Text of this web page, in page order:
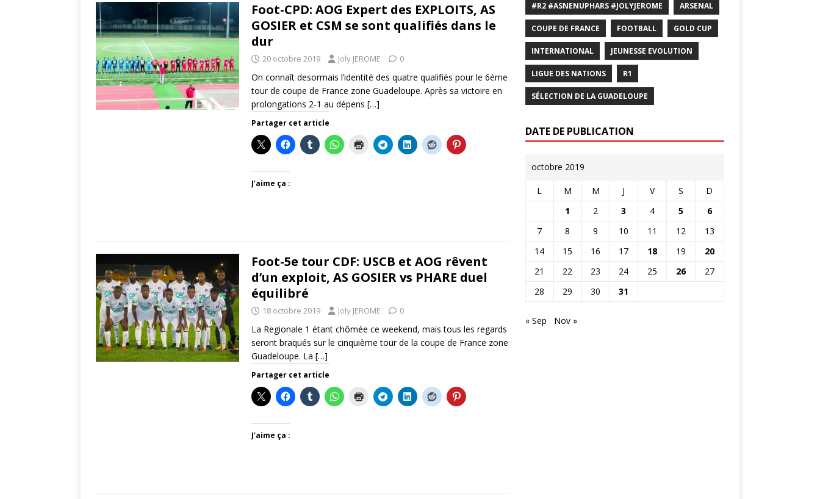
Foot-CPD: AOG Expert des EXPLOITS, AS
GOSIER et CSM se sont qualifiés dans le
dur
20 octobre 2019 Joly JEROME 0
On connaît desormais l’identité des quatre qualifiés pour le 6éme
tour de coupe de France zone Guadeloupe. Après sa victoire en
prolongations 2-1 au dépens […]
Partager cet article
J’aime ça :
Foot-5e tour CDF: USCB et AOG rêvent
d’un exploit, AS GOSIER vs PHARE duel
équilibré
18 octobre 2019 Joly JEROME 0
La Regionale 1 étant chômée ce weekend, mais tous les regards
seront braqués sur le cinquième tour de la coupe de France zone
Guadeloupe. La […]
Partager cet article
J’aime ça :
#R2 #ASNENUPHARS #JOLYJEROME ARSENAL
COUPE DE FRANCE FOOTBALL GOLD CUP
INTERNATIONAL JEUNESSE EVOLUTION
LIGUE DES NATIONS R1
SÉLECTION DE LA GUADELOUPE
DATE DE PUBLICATION
octobre 2019
L M M J V S
D
1
2 3 4 5
6
7
8 9 10 11 12
13
14
15 16 17 18 19
20
21
22 23 24 25 26
27
28
29 30 31
« Sep Nov »